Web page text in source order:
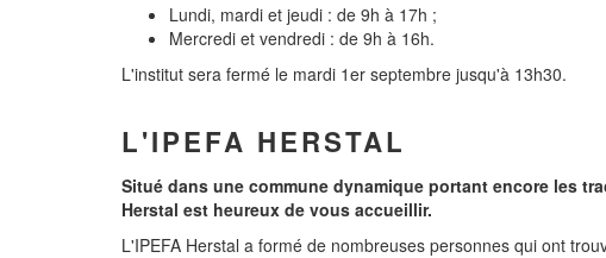
Lundi, mardi et jeudi : de 9h à 17h ;
Mercredi et vendredi : de 9h à 16h.
L'institut sera fermé le mardi 1er septembre jusqu'à 13h30.
L'IPEFA HERSTAL
Situé dans une commune dynamique portant encore les
Herstal est heureux de vous accueillir.
L'IPEFA Herstal a formé de nombreuses personnes qui ont